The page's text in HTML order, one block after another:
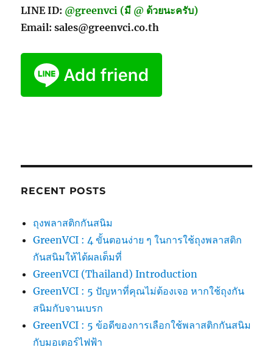
LINE ID: @greenvci (มี @ ด้วยนะครับ)
Email: sales@greenvci.co.th
RECENT POSTS
ถุงพลาสติกกันสนิม
GreenVCI : 4 ขั้นตอนง่าย ๆ ในการใช้ถุงพลาสติก
กันสนิมให้ได้ผลเต็มที่
GreenVCI (Thailand) Introduction
GreenVCI : 5 ปัญหาที่คุณไม่ต้องเจอ หากใช้ถุงกัน
สนิมกับจานเบรก
GreenVCI : 5 ข้อดีของการเลือกใช้พลาสติกกันสนิม
กับมอเตอร์ไฟฟ้า